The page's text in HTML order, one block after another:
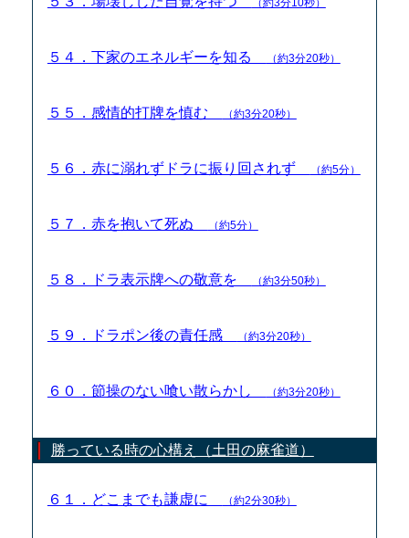
５４．下家のエネルギーを知る （約3分20秒）
５５．感情的打牌を慎む （約3分20秒）
５６．赤に溺れずドラに振り回されず （約5分）
５７．赤を抱いて死ぬ （約5分）
５８．ドラ表示牌への敬意を （約3分50秒）
５９．ドラポン後の責任感 （約3分20秒）
６０．節操のない喰い散らかし （約3分20秒）
勝っている時の心構え（土田の麻雀道）
６１．どこまでも謙虚に （約2分30秒）